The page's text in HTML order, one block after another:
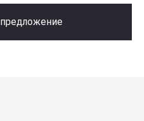
Общества с посетителями